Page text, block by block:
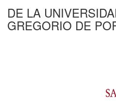
DE LA
GREGORIO DE